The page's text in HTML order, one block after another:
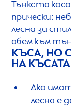
Тънката
прически:
лесна за
обем към
КЪСА, НО
НА
Ако
лесно е